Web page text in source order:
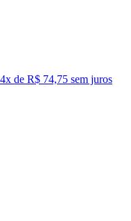
4x de R$ 74,75 sem juros